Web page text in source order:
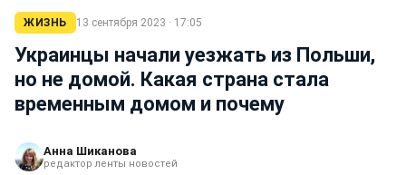
ЖИЗНЬ 13 сентября 2023 · 17:05
Украинцы начали уезжать из Польши,
но не домой. Какая страна стала
временным домом и почему
Анна Шиканова
редактор ленты новостей